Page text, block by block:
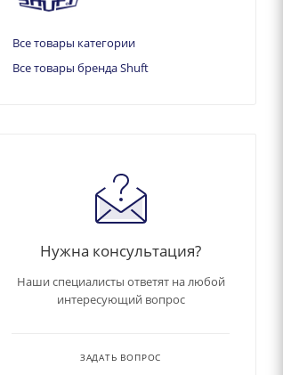
Все товары категории
Все товары бренда Shuft
Нужна консультация?
Наши специалисты ответят на любой
интересующий вопрос
ЗАДАТЬ ВОПРОС